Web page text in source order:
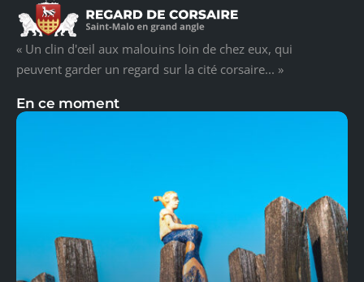
« Un clin d'œil aux malouins loin de chez eux, qui
peuvent garder un regard sur la cité corsaire... »
En ce moment